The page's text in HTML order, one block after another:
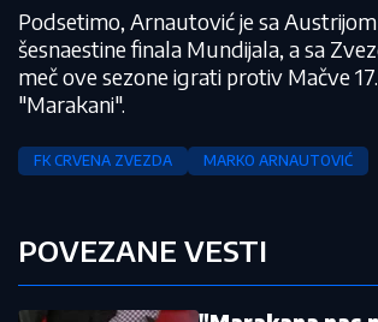
Podsetimo, Arnautović je sa
šesnaestine finala Mundijala, a sa
meč ove sezone igrati protiv Mačve
"Marakani".
FK CRVENA ZVEZDA MARKO ARNAUTOVIĆ
POVEZANE VESTI